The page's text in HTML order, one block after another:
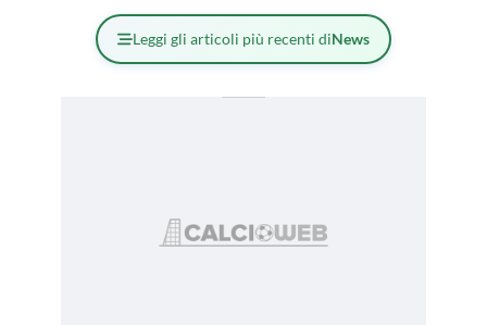
Leggi gli articoli più recenti diNews